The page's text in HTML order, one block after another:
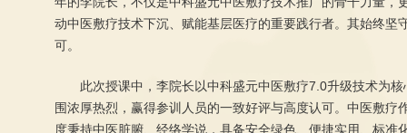
动中医敷疗技术下沉、赋能基层医疗的重要践行者。其始终
可。
此次授课中，李院长以中科盛元中医敷疗7.0升级技术为
围浓厚热烈，赢得参训人员的一致好评与高度认可。中医敷
度秉持中医脏腑、经络学说，具备安全绿色、便捷实用、标